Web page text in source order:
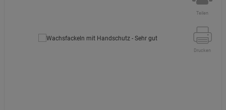
Teilen
Drucken